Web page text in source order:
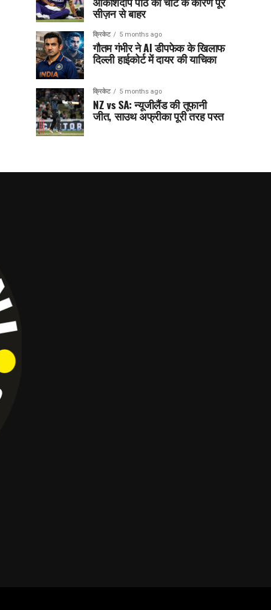
सीज़न से बाहर
क्रिकेट 5 months ago
गौतम गंभीर ने AI डीपफेक के खिलाफ
दिल्ली हाईकोर्ट में दायर की याचिका
क्रिकेट 5 months ago
NZ vs SA: न्यूजीलैंड की तूफानी
जीत, साउथ अफ्रीका पूरी तरह पस्त